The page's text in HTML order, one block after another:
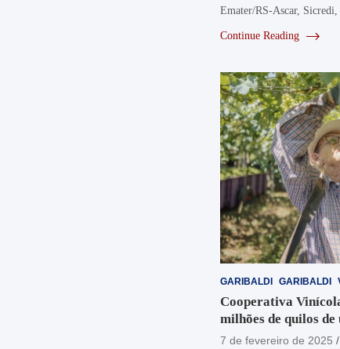
Emater/RS-Ascar,
Continue Reading
GARIBALDI GARIBALDI
Cooperativa
milhões de quilos de
7 de fevereiro de 2025